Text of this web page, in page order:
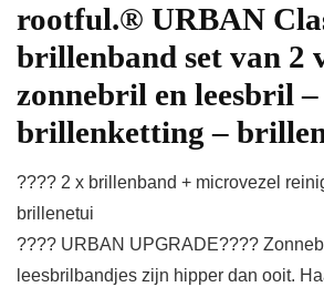
rootful.® URBAN
brillenband set van 2
zonnebril en leesbril –
brillenketting –
???? 2 x brillenband + microvezel
brillenetui
???? URBAN UPGRADE????️
leesbrilbandjes zijn hipper dan ooit.